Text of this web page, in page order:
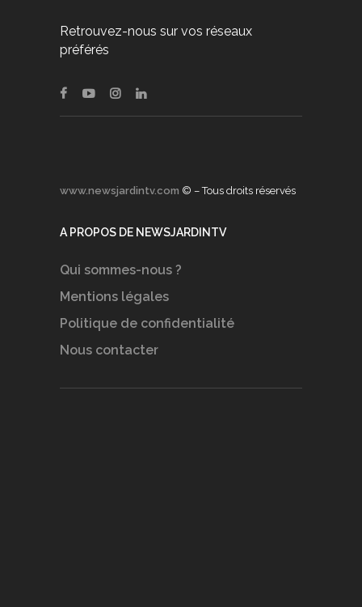
Retrouvez-nous sur vos réseaux
préférés
www.newsjardintv.com © – Tous droits réservés
A PROPOS DE NEWSJARDINTV
Qui sommes-nous ?
Mentions légales
Politique de confidentialité
Nous contacter